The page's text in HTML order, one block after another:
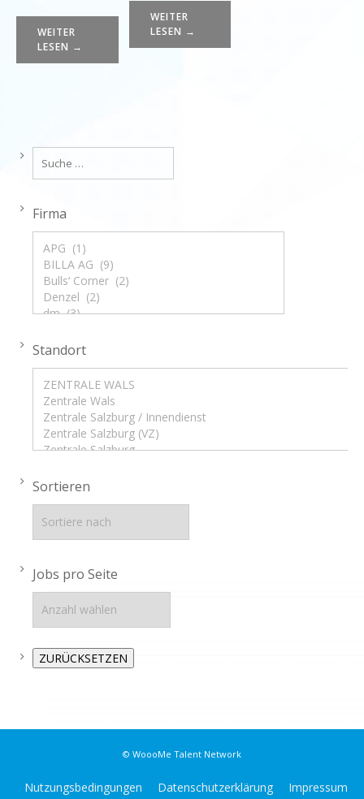
WEITER
LESEN →
WEITER
LESEN →
Firma
Standort
Sortieren
Jobs pro Seite
© WoooMe Talent Network
Nutzungsbedingungen Datenschutzerklärung Impressum